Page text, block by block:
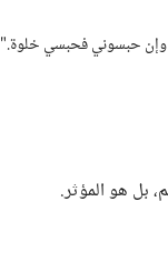
وإن حبسوني فحبسي خلوة."
بل هو المؤثر.